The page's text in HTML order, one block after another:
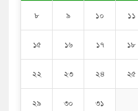
৮ ৯ ১০ ১১
১৫ ১৬ ১৭ ১৮
২২ ২৩ ২৪ ২৫
২৯ ৩০ ৩১